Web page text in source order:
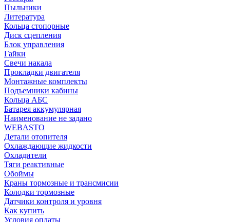
Пыльники
Литература
Кольца стопорные
Диск сцепления
Блок управления
Гайки
Свечи накала
Прокладки двигателя
Монтажные комплекты
Подъемники кабины
Кольца АБС
Батарея аккумулярная
Наименование не задано
WEBASTO
Детали отопителя
Охлаждающие жидкости
Охладители
Тяги реактивные
Обоймы
Краны тормозные и трансмисии
Колодки тормозные
Датчики контроля и уровня
Как купить
Условия оплаты